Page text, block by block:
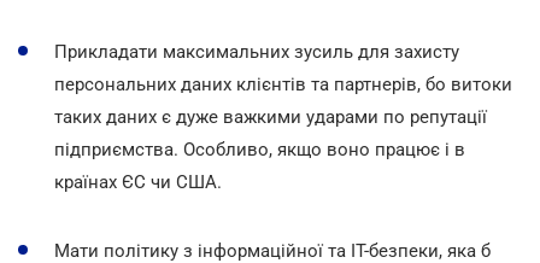
Прикладати максимальних зусиль для захисту
персональних даних клієнтів та партнерів, бо витоки
таких даних є дуже важкими ударами по репутації
підприємства. Особливо, якщо воно працює і в
країнах ЄС чи США.
Мати політику з інформаційної та IT-безпеки, яка б